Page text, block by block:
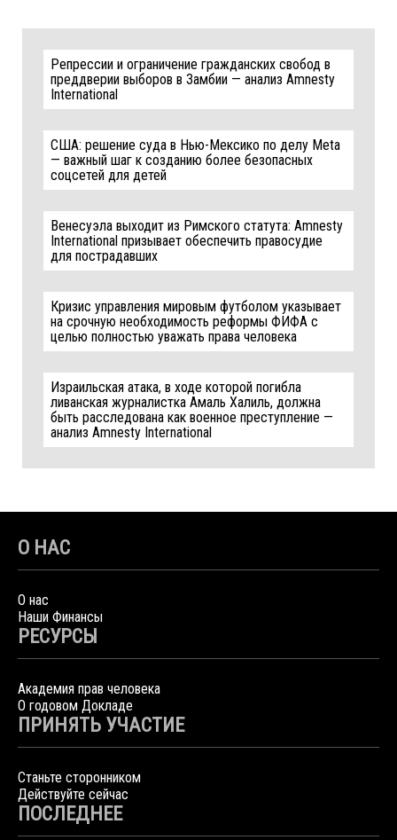
Репрессии и ограничение гражданских свобод в
преддверии выборов в Замбии — анализ Amnesty
International
США: решение суда в Нью-Мексико по делу Meta
— важный шаг к созданию более безопасных
соцсетей для детей
Венесуэла выходит из Римского статута: Amnesty
International призывает обеспечить правосудие
для пострадавших
Кризис управления мировым футболом указывает
на срочную необходимость реформы ФИФА с
целью полностью уважать права человека
Израильская атака, в ходе которой погибла
ливанская журналистка Амаль Халиль, должна
быть расследована как военное преступление —
анализ Amnesty International
О НАС
О нас
Наши Финансы
РЕСУРСЫ
Академия прав человека
О годовом Докладе
ПРИНЯТЬ УЧАСТИЕ
Станьте сторонником
Действуйте сейчас
ПОСЛЕДНЕЕ